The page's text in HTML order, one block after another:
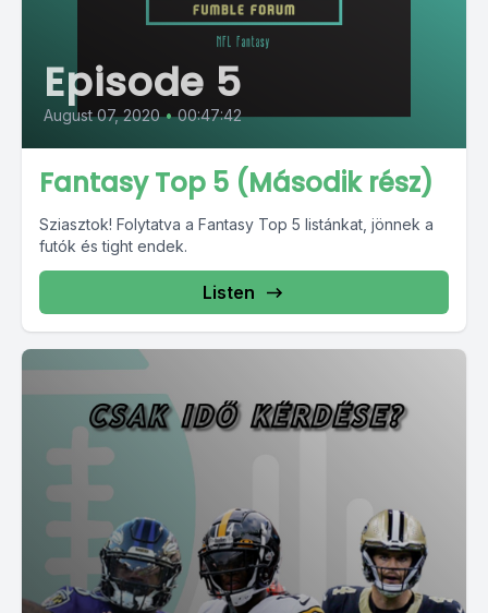
Episode 5
August 07, 2020 • 00:47:42
Fantasy Top 5 (Második rész)
Sziasztok! Folytatva a Fantasy Top 5 listánkat, jönnek a
futók és tight endek.
Listen